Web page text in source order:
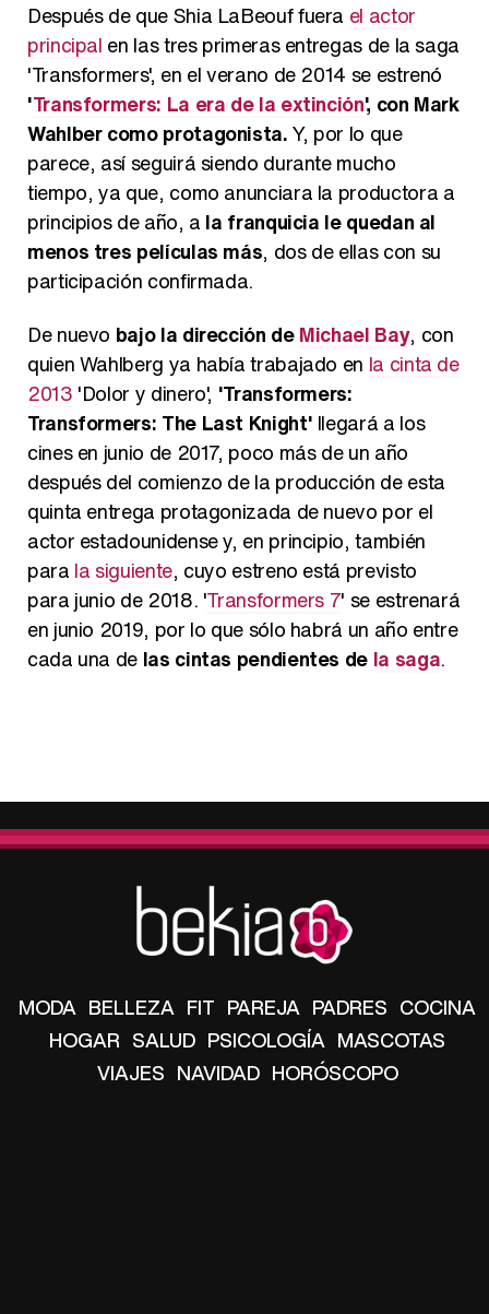
Después de que Shia LaBeouf fuera el actor
principal en las tres primeras entregas de la saga
'Transformers', en el verano de 2014 se estrenó
'Transformers: La era de la extinción', con Mark
Wahlber como protagonista.Y, por lo que
parece, así seguirá siendo durante mucho
tiempo, ya que, como anunciara la productora a
principios de año, a la franquicia le quedan al
menos tres películas más, dos de ellas con su
participación confirmada.
De nuevo bajo la dirección deMichael Bay, con
quien Wahlberg ya había trabajado en la cinta de
2013 'Dolor y dinero', 'Transformers:
Transformers: The Last Knight' llegará a los
cines en junio de 2017, poco más de un año
después del comienzo de la producción de esta
quinta entrega protagonizada de nuevo por el
actor estadounidense y, en principio, también
para la siguiente, cuyo estreno está previsto
para junio de 2018. 'Transformers 7' se estrenará
en junio 2019, por lo que sólo habrá un año entre
cada una de las cintas pendientes de la saga.
MODA BELLEZA FIT PAREJA PADRES COCINA
HOGAR SALUD PSICOLOGÍA MASCOTAS
VIAJES NAVIDAD HORÓSCOPO